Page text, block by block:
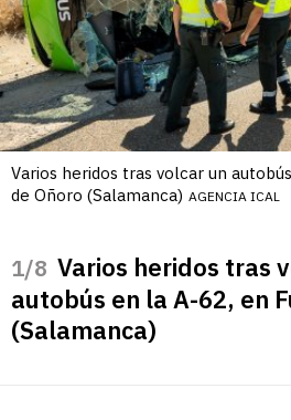
Varios heridos tras volcar un
de Oñoro (Salamanca) AGENCIA ICAL
/8 Varios heridos tras
autobús en la A-62, en
(Salamanca)